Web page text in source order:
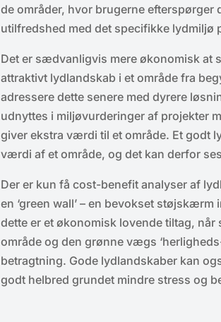
de områder, hvor brugerne efterspørger
utilfredshed med det specifikke lydmiljø
Det er sædvanligvis mere økonomisk at
attraktivt lydlandskab i et område fra
adressere dette senere med dyrere
udnyttes i miljøvurderinger af projekter
giver ekstra værdi til et område. Et godt
værdi af et område, og det kan derfor
Der er kun få cost-benefit analyser af
en ‘green wall’ – en bevokset
dette er et økonomisk lovende tiltag,
område og den grønne vægs
betragtning. Gode lydlandskaber kan
godt helbred grundet mindre stress og